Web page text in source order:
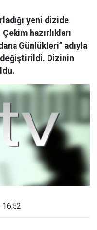
yeni dizide
hazırlıkları
Günlükleri” adıyla
değiştirildi. Dizinin
16:52